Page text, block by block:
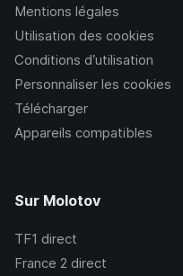
Mentions légales
Utilisation des cookies
Conditions d’utilisation
Personnaliser les cookies
Télécharger
Appareils compatibles
Sur Molotov
TF1 direct
France 2 direct